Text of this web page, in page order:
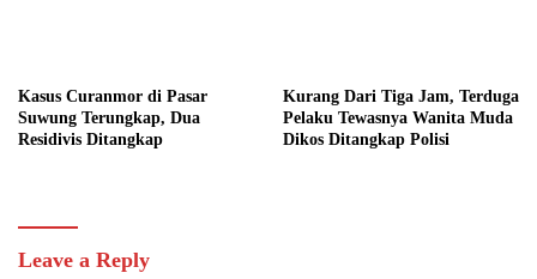
Kasus Curanmor di Pasar
Suwung Terungkap, Dua
Residivis Ditangkap
Kurang Dari Tiga Jam, Terduga
Pelaku Tewasnya Wanita Muda
Dikos Ditangkap Polisi
Leave a Reply